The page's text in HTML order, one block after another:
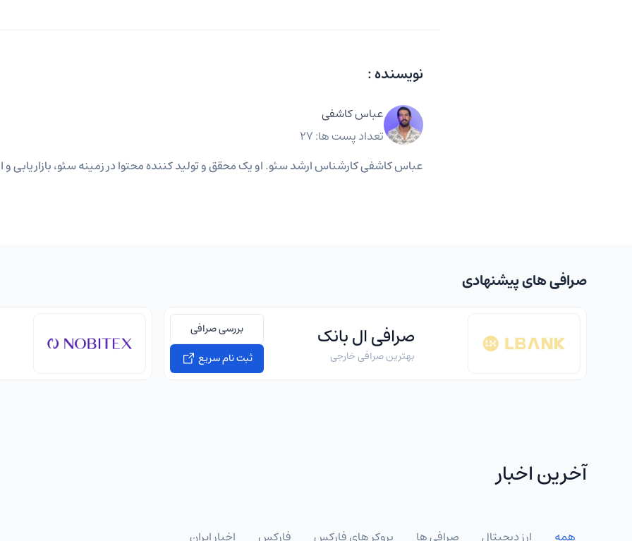
نویسنده :
عباس کاشفی
تعداد پست ها: 27
عباس کاشفی کارشناس ارشد سئو. او یک محقق و تولید کننده محتوا در زمینه سئو، بازاریابی
صرافی های پیشنهادی
صرافی ال بانک
بهترین صرافی خارجی
بررسی صرافی
ثبت نام سریع
آخرین اخبار
همه ارز دیجیتال صرافی ها بروکر های فارکس فارکس اخبار ایران